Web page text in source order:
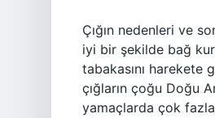
Çığın nedenleri ve
iyi bir şekilde bağ
tabakasını harekete
çığların çoğu Doğu
yamaçlarda çok